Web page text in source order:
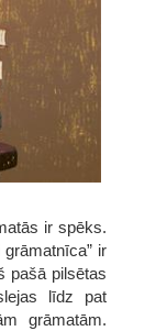
ir spēks.
ir
pašā pilsētas
līdz pat
grāmatām.